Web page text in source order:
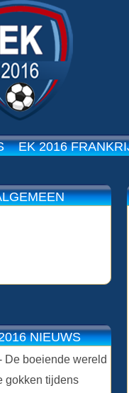
NIEUWS
De boeiende wereld
gokken tijdens
EK 2016